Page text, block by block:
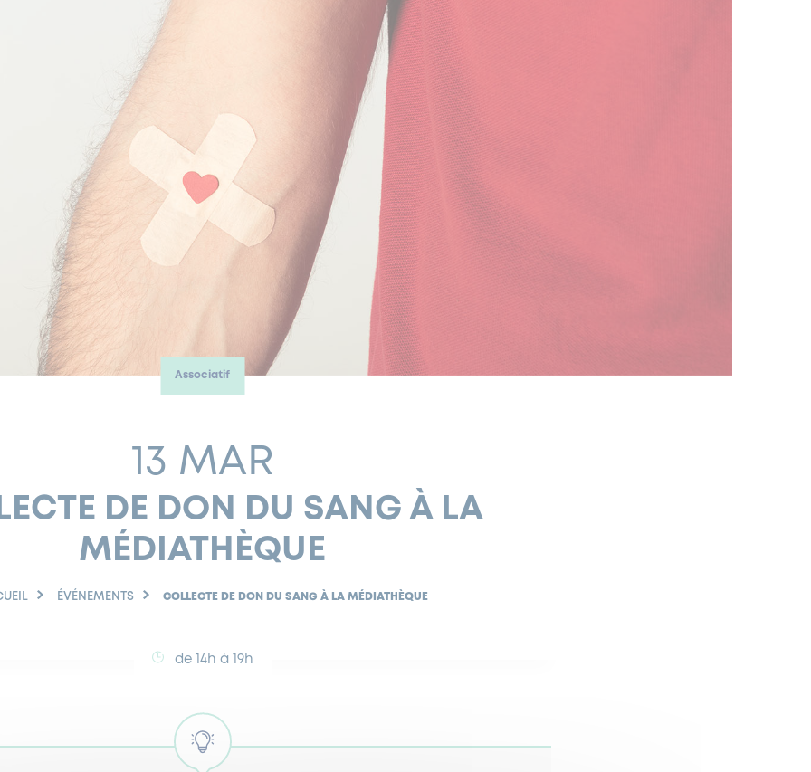
Associatif
13 MAR
DE DON DU SANG À LA
MÉDIATHÈQUE
ÉVÉNEMENTS COLLECTE DE DON DU SANG À LA MÉDIATHÈQUE
de 14h à 19h